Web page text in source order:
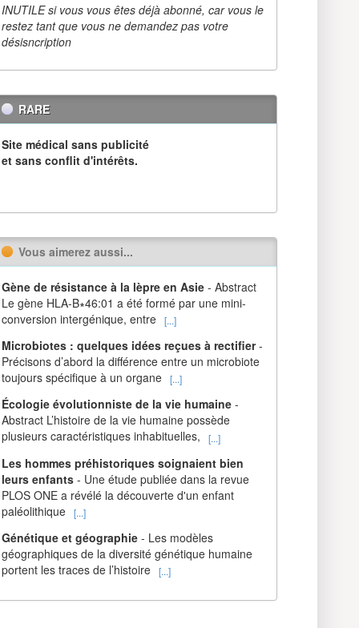
INUTILE si vous vous êtes déjà abonné, car vous le
restez tant que vous ne demandez pas votre
désisncription
RARE
Site médical sans publicité
et sans conflit d'intérêts.
Vous aimerez aussi...
Gène de résistance à la lèpre en Asie - Abstract
Le gène HLA-B∗46:01 a été formé par une mini-
conversion intergénique, entre [...]
Microbiotes : quelques idées reçues à rectifier-
Précisons d’abord la différence entre un microbiote
toujours spécifique à un organe [...]
Écologie évolutionniste de la vie humaine -
Abstract L’histoire de la vie humaine possède
plusieurs caractéristiques inhabituelles,
[...]
Les hommes préhistoriques soignaient bien
leurs enfants - Une étude publiée dans la revue
PLOS ONE a révélé la découverte d'un enfant
paléolithique [...]
Génétique et géographie - Les modèles
géographiques de la diversité génétique humaine
portent les traces de l’histoire [...]